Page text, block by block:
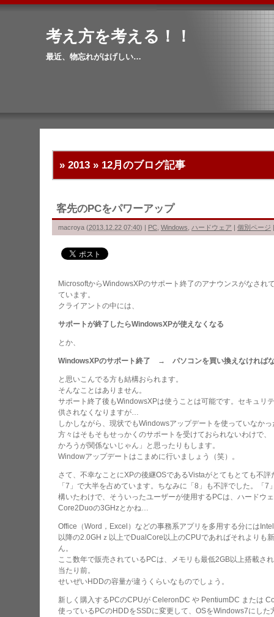
考え方を考える！！
最近、物忘れがはげしい…
» 2013 » 12月 のブログ記事
客先のPCをパワーアップ
macroya (2013.12.22 07:40) | PC Windows ハードウェア | 個別ページ
MicrosoftからWindowsXPのサポート終了のアナウンスがなされ
ています。
クライアントの中には、
サポートが終了したらWindowsXPが使えなくなる
とか、
WindowsXPのサポート終了 → パソコンを買い換えなければ
と思いこんでる方も結構おられます。
そんなことはありません。
サポート終了後もWindowsXPは使うことは可能です。セキュリ
供されなくなりますが…
しかしながら、現状でもWindowsアップデートを使っていなか
方々はそもそもせっかくのサポートを受けておられないわけで
かろうが関係ないじゃん」と思ったりもします。
Windowアップデートはこまめに行いましょう（笑）。
さて、不幸なことにXPの後継OSであるVistaがとてもとても不
「7」で大半を占めています。ちなみに「8」も不評でした。「
構いたわけで、そういったユーザーが使用するPCは、ハードウ
Core2Duoの3GHzとかね…
Office（Word，Excel）などの事務系アプリを多用する分には
以降の2.0GHｚ以上でDualCore以上のCPUであればそれよりも
ん。
ここ数年で販売されているPCは、メモリも最低2GB以上搭載さ
当たり前。
せいぜいHDDの容量が違うくらいなものでしょう。
新しく購入するPCのCPUが CeleronDC や PentiumDC または
使っているPCのHDDをSSDに変更して、OSをWindows7にし